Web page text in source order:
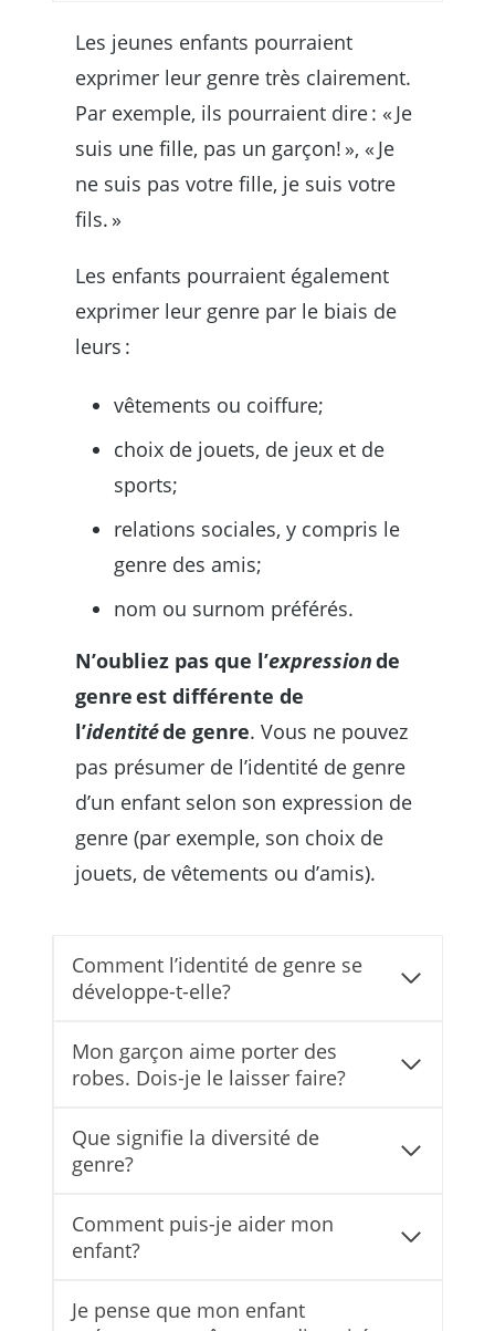
Les jeunes enfants pourraient
exprimer leur genre très clairement.
Par exemple, ils pourraient dire : « Je
suis une fille, pas un garçon! », « Je
ne suis pas votre fille, je suis votre
fils. »
Les enfants pourraient également
exprimer leur genre par le biais de
leurs :
vêtements ou coiffure;
choix de jouets, de jeux et de
sports;
relations sociales, y compris le
genre des amis;
nom ou surnom préférés.
N’oubliez pas que l’expressionde
genre est différente de
l’identitéde genre. Vous ne pouvez
pas présumer de l’identité de genre
d’un enfant selon son expression de
genre (par exemple, son choix de
jouets, de vêtements ou d’amis).
Comment l’identité de genre se
développe-t-elle?
Mon garçon aime porter des
robes. Dois-je le laisser faire?
Que signifie la diversité de
genre?
Comment puis-je aider mon
enfant?
Je pense que mon enfant